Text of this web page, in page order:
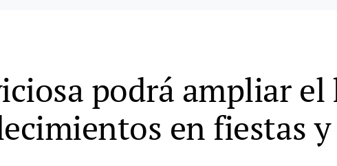
podrá ampliar el
en fiestas